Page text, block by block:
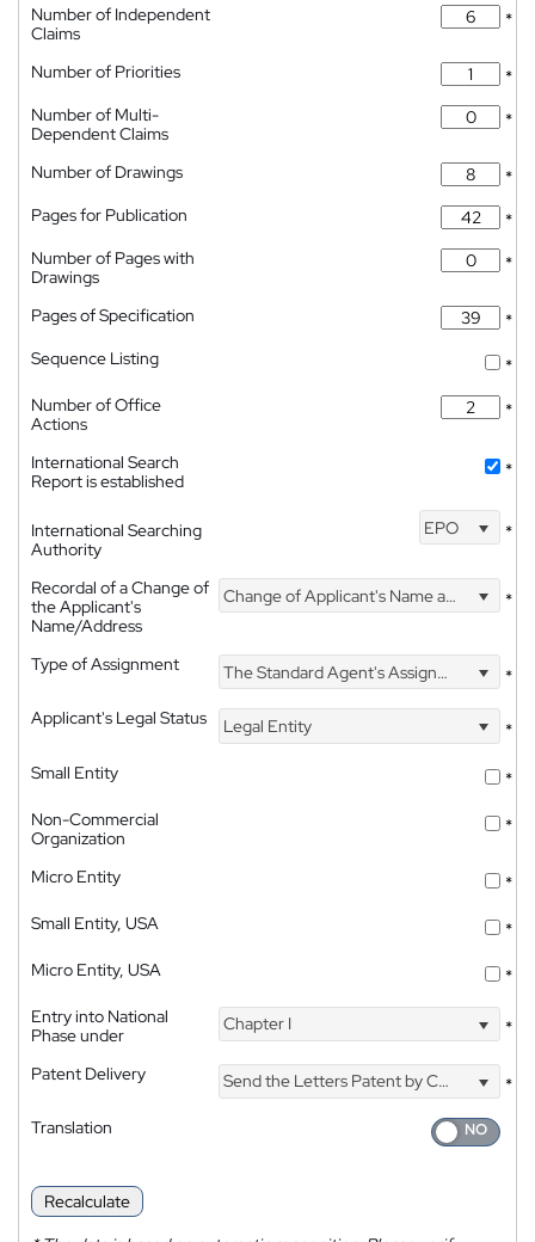
Number of Independent
Claims
*
Number of Priorities
*
Number of Multi-
Dependent Claims
*
Number of Drawings
*
Pages for Publication
*
Number of Pages with
Drawings
*
Pages of Specification
*
Sequence Listing
*
Number of Office
Actions
*
International Search
Report is established
*
International Searching
Authority
EPO *
Recordal of a Change of
the Applicant's
Name/Address
Change of Applicant's Name and Address *
Type of Assignment The Standard Agent's Assignment
*
Applicant's Legal Status
Legal Entity
*
Small Entity
*
Non-Commercial
Organization
*
Micro Entity
*
Small Entity, USA
*
Micro Entity, USA
*
Entry into National
Phase under
Chapter I *
Patent Delivery Send the Letters Patent by Courier
*
Translation
Recalculate